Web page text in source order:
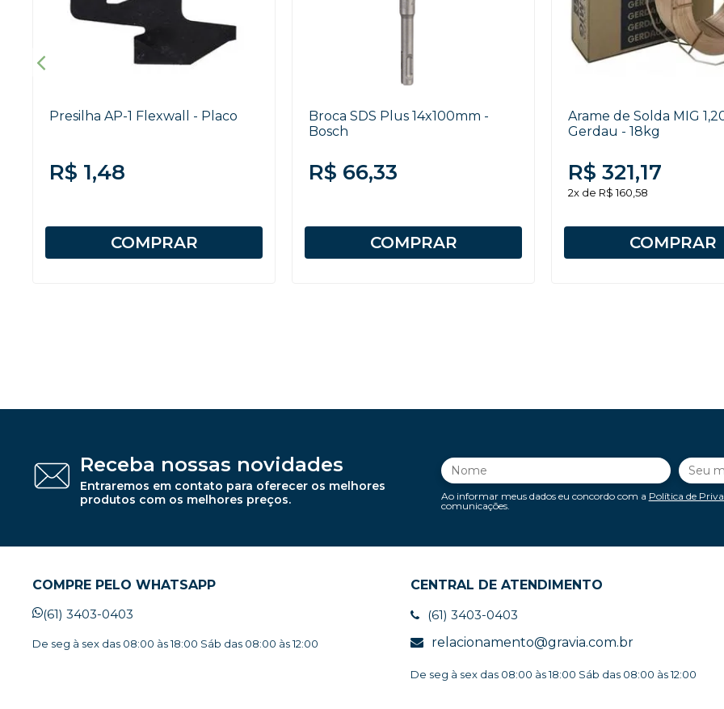
Presilha AP-1 Flexwall - Placo
R$ 1,48
COMPRAR
Broca SDS Plus 14x100mm -
Bosch
R$ 66,33
COMPRAR
Arame de Solda MIG
Gerdau - 18kg
R$ 321,17
2x de R$ 160,58
COMPRAR
Receba nossas novidades
Entraremos em contato para oferecer os melhores
produtos com os melhores preços.
Ao informar meus dados eu concordo com a Política de
comunicações.
COMPRE PELO WHATSAPP
(61) 3403-0403
De seg à sex das 08:00 às 18:00 Sáb das 08:00 às 12:00
CENTRAL DE ATENDIMENTO
(61) 3403-0403
relacionamento@gravia.com.br
De seg à sex das 08:00 às 18:00 Sáb das 08:00 às 12:00